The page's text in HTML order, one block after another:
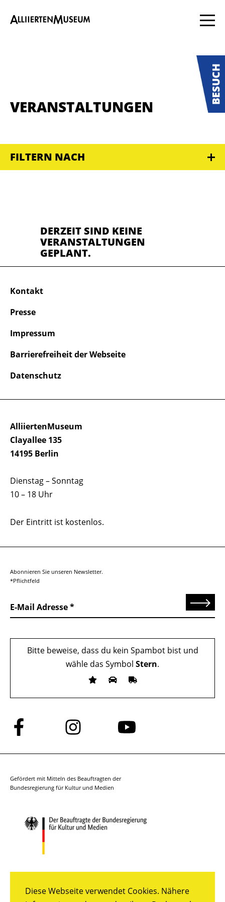
Diese Webseite verwendet Cookies. Nähere
VERANSTALTUNGEN
FILTERN NACH
DERZEIT SIND KEINE
VERANSTALTUNGEN
GEPLANT.
AlliiertenMuseum
Clayallee 135
14195 Berlin
Dienstag – Sonntag
10 – 18 Uhr
Der Eintritt ist kostenlos.
Kontakt
Presse
Impressum
Barrierefreiheit der Webseite
Datenschutz
Abonnieren Sie unseren Newsletter.
*Pflichtfeld
E-Mail Adresse Senden
Bitte beweise, dass du kein Spambot bist und
wähle das Symbol Stern.
Folge
uns
auf
Folge
uns
auf
Folge
auf
Gefördert mit Mitteln des Beauftragten der
Bundesregierung für Kultur und Medien